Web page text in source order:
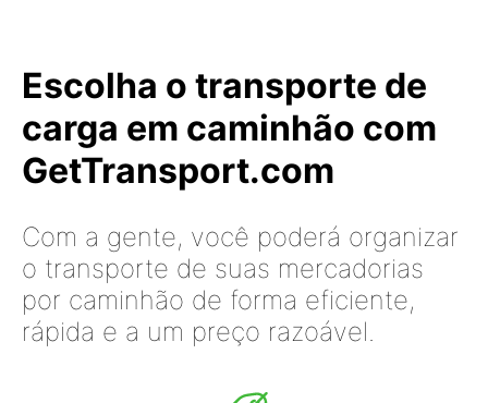
Escolha o transporte de
carga em caminhão com
GetTransport.com
Com a gente, você poderá organizar
o transporte de suas mercadorias
por caminhão de forma eficiente,
rápida e a um preço razoável.